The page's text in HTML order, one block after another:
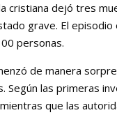
cristiana dejó tres
grave. El
personas.
de manera
Según las primeras
que las